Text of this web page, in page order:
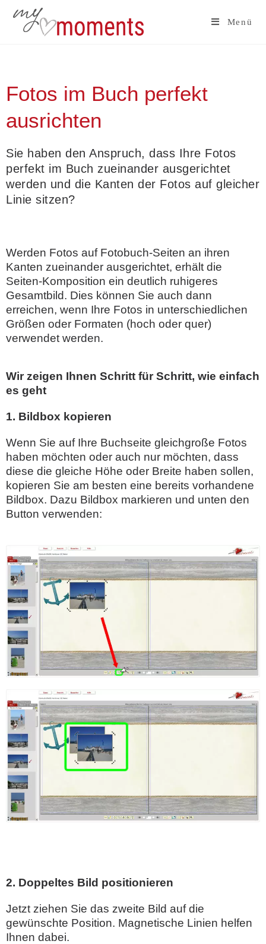
Menü
Fotos im Buch perfekt
ausrichten
Sie haben den Anspruch, dass Ihre Fotos
perfekt im Buch zueinander ausgerichtet
werden und die Kanten der Fotos auf gleicher
Linie sitzen?
Werden Fotos auf Fotobuch-Seiten an ihren
Kanten zueinander ausgerichtet, erhält die
Seiten-Komposition ein deutlich ruhigeres
Gesamtbild. Dies können Sie auch dann
erreichen, wenn Ihre Fotos in unterschiedlichen
Größen oder Formaten (hoch oder quer)
verwendet werden.
Wir zeigen Ihnen Schritt für Schritt, wie einfach
es geht
1. Bildbox kopieren
Wenn Sie auf Ihre Buchseite gleichgroße Fotos
haben möchten oder auch nur möchten, dass
diese die gleiche Höhe oder Breite haben sollen,
kopieren Sie am besten eine bereits vorhandene
Bildbox. Dazu Bildbox markieren und unten den
Button verwenden:
2. Doppeltes Bild positionieren
Jetzt ziehen Sie das zweite Bild auf die
gewünschte Position. Magnetische Linien helfen
Ihnen dabei.